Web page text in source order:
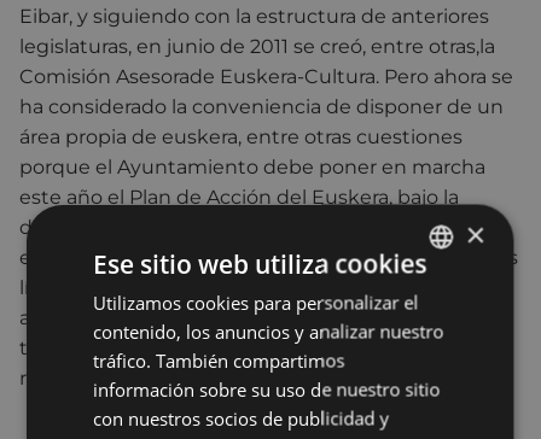
Eibar, y siguiendo con la estructura de anteriores
legislaturas, en junio de 2011 se creó, entre otras,la
Comisión Asesorade Euskera-Cultura. Pero ahora se
ha considerado la conveniencia de disponer de un
área propia de euskera, entre otras cuestiones
porque el Ayuntamiento debe poner en marcha
este año el Plan de Acción del Euskera, bajo la
dirección del Gobierno Vasco, mediante un plan
estratégico con duración de cinco años, entre cuyas
líneas estratégicas figura la de prestigiar el euskera,
activar las asociaciones y entidades, asegurar la
transmisión del euskera, el uso entre los jóvenes y
reivindicar el firme compromiso del Ayuntamiento.
BASQUE
SPANISH
×
Ese sitio web utiliza cookies
Utilizamos cookies para personalizar el
contenido, los anuncios y analizar nuestro
tráfico. También compartimos
información sobre su uso de nuestro sitio
con nuestros socios de publicidad y